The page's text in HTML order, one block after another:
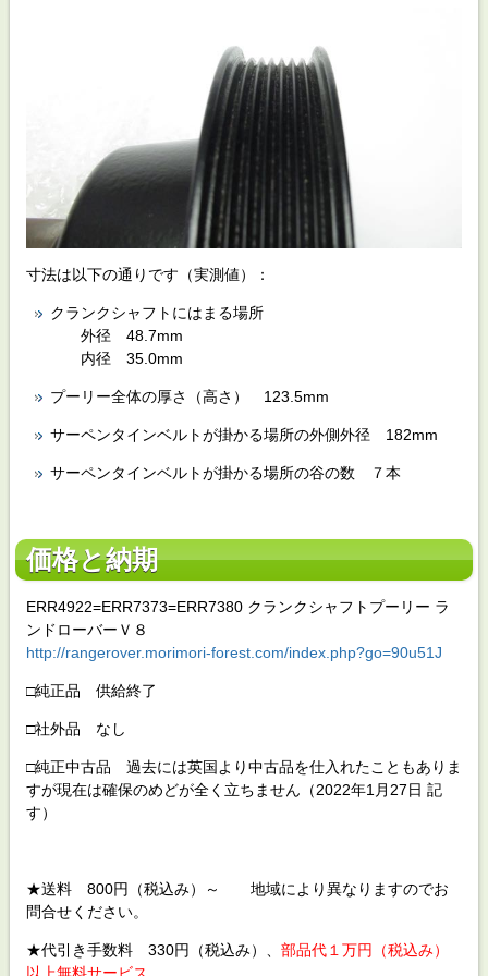
寸法は以下の通りです（実測値）：
クランクシャフトにはまる場所
外径 48.7mm
内径 35.0mm
プーリー全体の厚さ（高さ） 123.5mm
サーペンタインベルトが掛かる場所の外側外径 182mm
サーペンタインベルトが掛かる場所の谷の数 ７本
価格と納期
ERR4922=ERR7373=ERR7380 クランクシャフトプーリー ラ
ンドローバーＶ８
http://rangerover.morimori-forest.com/index.php?go=90u51J
□純正品 供給終了
□社外品 なし
□純正中古品 過去には英国より中古品を仕入れたこともありま
すが現在は確保のめどが全く立ちません（2022年1月27日 記
す）
★送料 800円（税込み）～ 地域により異なりますのでお
問合せください。
★代引き手数料 330円（税込み）、 部品代１万円（税込み）